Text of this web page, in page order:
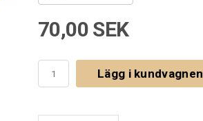
70,00 SEK
Lägg i kundvagnen